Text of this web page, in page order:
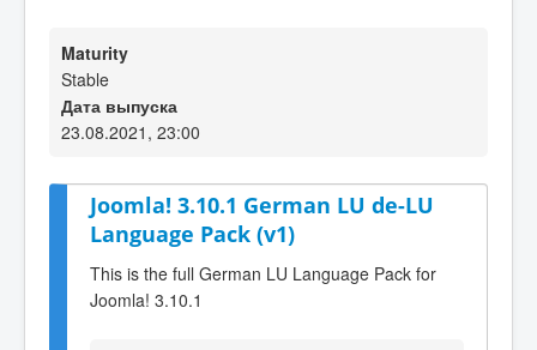
Maturity
Stable
Дата выпуска
23.08.2021, 23:00
Joomla! 3.10.1 German LU de-LU
Language Pack (v1)
This is the full German LU Language Pack for
Joomla! 3.10.1